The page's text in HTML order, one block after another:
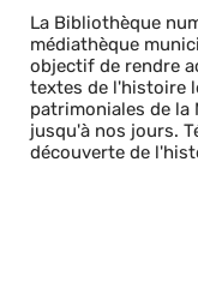
La Bibliothèque
médiathèque
objectif de rendre
textes de l'histoire
patrimoniales de la
jusqu'à nos jours.
découverte de